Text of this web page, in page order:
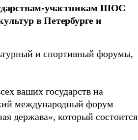
участникам ШОС
в Петербурге и
и спортивный форумы,
ваших государств на
международный форум
держава», который состоится